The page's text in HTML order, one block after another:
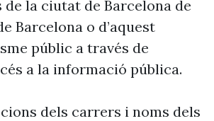
de la ciutat de Barcelona de
Barcelona o d’aquest
públic a través de
a la informació pública.
dels carrers i noms dels